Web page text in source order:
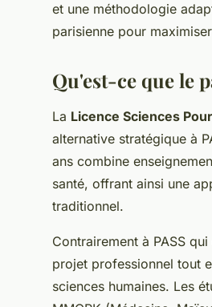
et une méthodologie
parisienne pour
Qu'est-ce que le
La Licence Sciences
alternative stratégique à
ans combine
santé, offrant ainsi une
traditionnel.
Contrairement à PASS
projet professionnel tout
sciences humaines. Les